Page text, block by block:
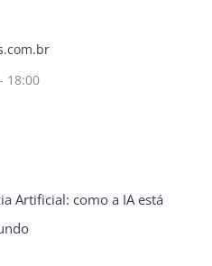
18:00
Artificial: como a IA está